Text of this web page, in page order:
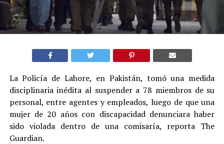
La Policía de Lahore, en Pakistán, tomó una medida
disciplinaria inédita al suspender a 78 miembros de su
personal, entre agentes y empleados, luego de que una
mujer de 20 años con discapacidad denunciara haber
sido violada dentro de una comisaría, reporta The
Guardian.